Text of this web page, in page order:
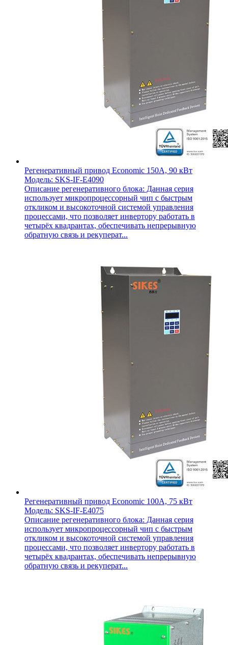
Регенеративный привод Economic 150A, 90 кВт
Модель: SKS-IF-E4090
Описание регенеративного блока: Данная серия
использует микропроцессорный чип с быстрым
откликом и высокоточной системой управления
процессами, что позволяет инвертору работать в
четырёх квадрантах, обеспечивать непрерывную
обратную связь и рекуперат...
Регенеративный привод Economic 100A, 75 кВт
Модель: SKS-IF-E4075
Описание регенеративного блока: Данная серия
использует микропроцессорный чип с быстрым
откликом и высокоточной системой управления
процессами, что позволяет инвертору работать в
четырёх квадрантах, обеспечивать непрерывную
обратную связь и рекуперат...